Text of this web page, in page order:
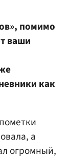
помимо
ваши
как
а
огромный,